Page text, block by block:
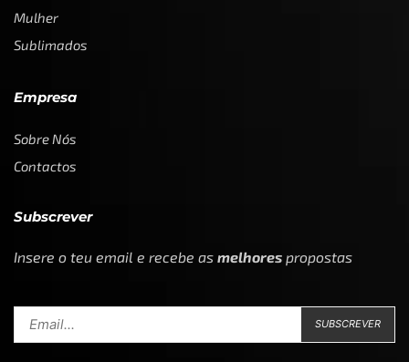
Mulher
Sublimados
Empresa
Sobre Nós
Contactos
Subscrever
Insere o teu email e recebe as melhores propostas